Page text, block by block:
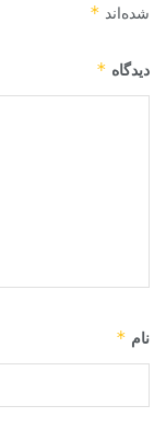
شده‌اند *
دیدگاه *
نام *